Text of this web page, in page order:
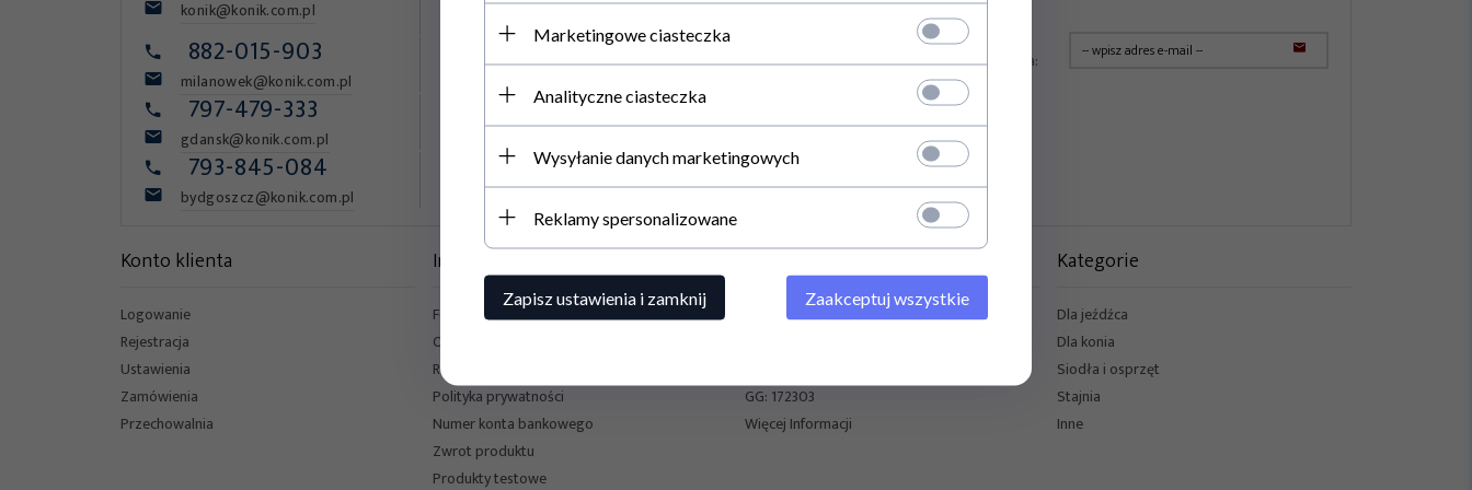
konik@konik.com.pl
87-100Toruń,Polska
19:00
Sob 10:00 - 16:00
882-015-903
milanowek@konik.com.pl
Królewska 64a
05-822Milanówek,Polska
Pn-Pt 09:00 -
19:00
797-479-333
gdansk@konik.com.pl
Kartuska 470A
80-298Gdańsk,Polska
19:00 Sob 10:00 -
793-845-084
bydgoszcz@konik.com.pl
ul. Fordońska 140
85-752Bydgoszcz,Polska
Pn-Pt 10:00 -
SUBSKRYPCJA
Zapisz się do newslettera:
Konto klienta
Logowanie
Rejestracja
Ustawienia
Zamówienia
Przechowalnia
Informacje
Formularz reklamacyjny
Oferta pracy
Regulamin sklepu
Polityka prywatności
Numer konta bankowego
Zwrot produktu
Produkty testowe
e-mail: konik@konik.com.pl
GG: 172303
Więcej Informacji
Kategorie
Dla jeźdźca
Dla konia
Siodła i osprzęt
Stajnia
Inne
Marketingowe ciasteczka
Analityczne ciasteczka
Wysyłanie danych marketingowych
Reklamy spersonalizowane
Zapisz ustawienia i zamknij Zaakceptuj wszystkie